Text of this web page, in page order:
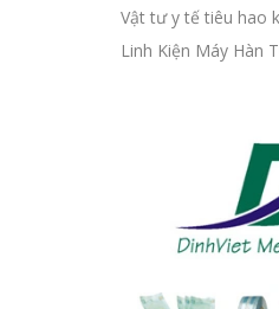
Vật tư y tế tiêu hao
Linh Kiện Máy Hàn